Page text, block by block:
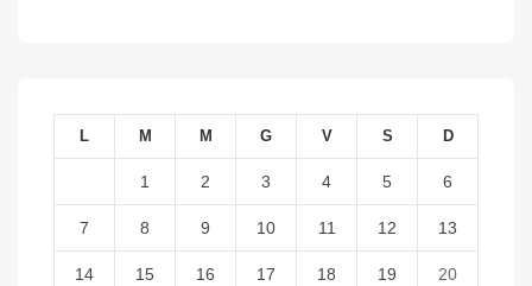
L M M G V S D
1 2 3 4 5 6
7 8 9 10 11 12 13
14 15 16 17 18 19 20